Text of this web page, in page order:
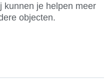
kunnen je helpen meer
objecten.